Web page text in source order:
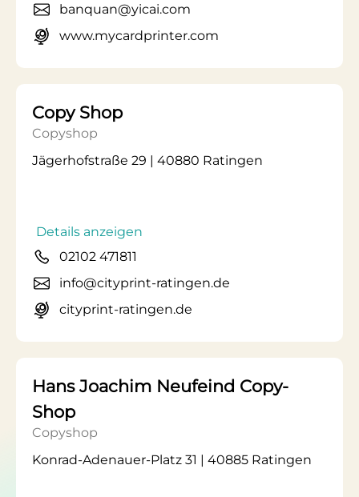
banquan@yicai.com
www.mycardprinter.com
Copy Shop
Copyshop
Jägerhofstraße 29 | 40880 Ratingen
Details anzeigen
02102 471811
info@cityprint-ratingen.de
cityprint-ratingen.de
Hans Joachim Neufeind Copy-
Shop
Copyshop
Konrad-Adenauer-Platz 31 | 40885 Ratingen